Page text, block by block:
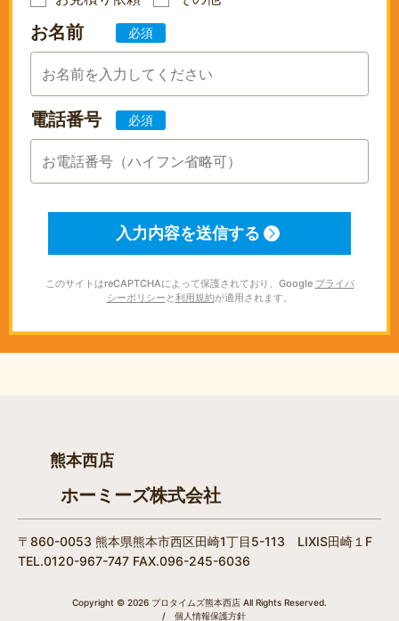
お名前 必須
電話番号 必須
このサイトはreCAPTCHAによって保護されており、Google プライバ
シーポリシー と利用規約が適用されます。
熊本西店
ホーミーズ株式会社
〒860-0053 熊本県熊本市西区田崎1丁目5-113 LIXIS田崎１F
TEL.0120-967-747 FAX.096-245-6036
Copyright © 2026 プロタイムズ熊本西店 All Rights Reserved.
/
個人情報保護方針